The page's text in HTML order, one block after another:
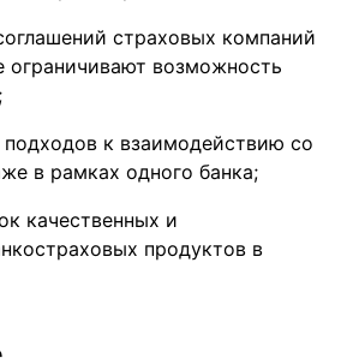
страховых компаний
ограничивают возможность
подходов к взаимодействию со
в рамках одного банка;
качественных и
продуктов в